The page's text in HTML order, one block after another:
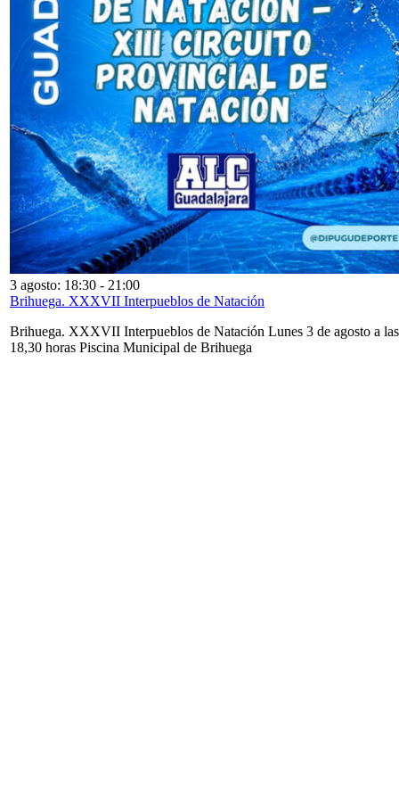
3 agosto: 18:30 - 21:00
Brihuega. XXXVII Interpueblos de Natación
Brihuega. XXXVII Interpueblos de Natación Lunes 3 de agosto a las
18,30 horas Piscina Municipal de Brihuega